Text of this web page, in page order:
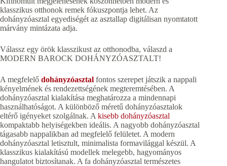
klasszikus otthonok remek fókuszpontja lehet. Az
dohányzóasztal egyediségét az asztallap digitálisan nyomtatott
márvány mintázata adja.
Válassz egy örök klasszikust az otthonodba, válaszd a
MODERN BAROCK DOHÁNYZÓASZTALT!
A megfelelő dohányzóasztal fontos szerepet játszik a nappali
kényelmének és rendezettségének megteremtésében. A
dohányzóasztal kialakítása meghatározza a mindennapi
használhatóságot. A különböző méretű dohányzóasztalok
eltérő igényeket szolgálnak. Akisebb dohányzóasztal
kompaktabb helyiségekben ideális. A nagyobb dohányzóasztal
tágasabb nappalikban ad megfelelő felületet. A modern
dohányzóasztal letisztult, minimalista formavilággal készül. A
klasszikus kialakítású modellek melegebb, hagyományos
hangulatot biztosítanak. A fa dohányzóasztal természetes